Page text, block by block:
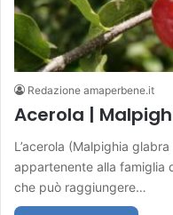
Redazione amaperbene.it
Acerola |
L’acerola (Malpighia
appartenente alla famiglia
che può raggiungere…